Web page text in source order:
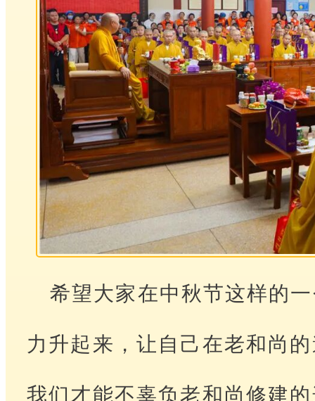
希望大家在中秋节这样的
力升起来，让自己在老和尚
我们才能不辜负老和尚修建